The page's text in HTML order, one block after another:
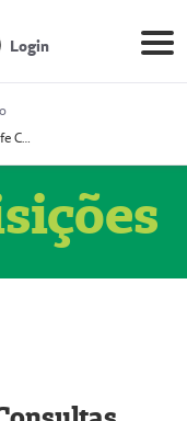
Login
Prestador Medlife Consultas e Diagnósticos (51004334-2)